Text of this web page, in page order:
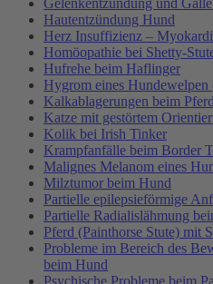
Gelenkentzündung und
Hautentzündung Hund
Herz Insuffizienz –
Homöopathie bei Shetty-
Hufrehe beim Haflinger
Hygrom eines
Kalkablagerungen beim Pferd
Katze mit gestörtem
Kolik bei Irish Tinker
Krampfanfälle beim Border
Malignes Melanom eines
Milztumor beim Hund
Partielle epilepsieförmige
Partielle Radialislähmung
Pferd (Painthorse Stute) mit
Probleme im Bereich des
beim Hund